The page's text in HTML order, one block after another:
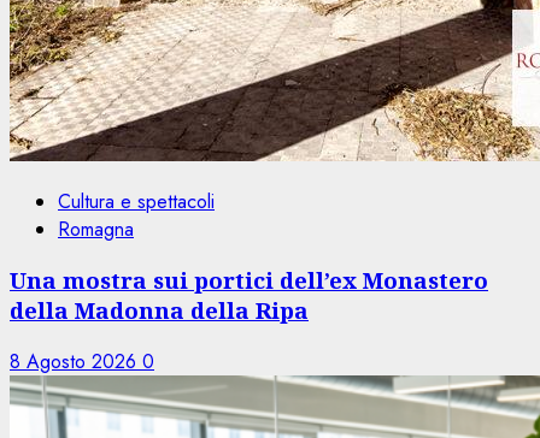
Cultura e spettacoli
Romagna
Una mostra sui portici dell’ex Monastero
della Madonna della Ripa
8 Agosto 2026 0